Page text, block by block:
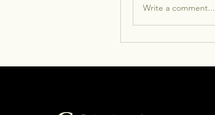
Write a comment...